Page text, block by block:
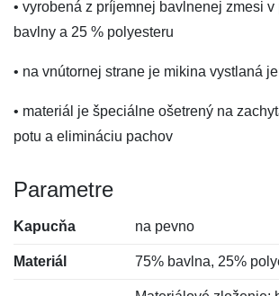
• vyrobená z príjemnej bavlnenej zmesi v
bavlny a 25 % polyesteru
• na vnútornej strane je mikina vystlaná
• materiál je špeciálne ošetrený na
potu a elimináciu pachov
Parametre
Kapucňa na pevno
Materiál 75% bavlna, 25%